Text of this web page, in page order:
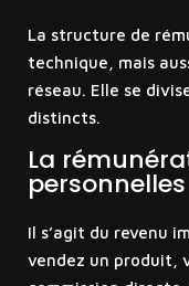
La structure de
technique, mais
réseau. Elle se
distincts.
La
personnelles
Il s’agit du revenu
vendez un produit,